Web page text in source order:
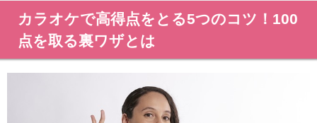
カラオケで高得点をとる5つのコツ！100
点を取る裏ワザとは